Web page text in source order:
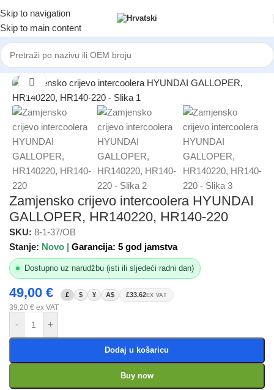
Skip to navigation
Skip to main content
Početna/AUTOMOBILI/HYUNDAI / KIA
Click to enlarge
Zamjensko crijevo intercoolera HYUNDAI
GALLOPER, HR140220, HR140-220
SKU: 8-1-37/OB
Stanje: Novo | Garancija: 5 god jamstva
Dostupno uz narudžbu (isti ili sljedeći radni dan)
49,00 € £ $ ¥ A$ £33.62 EX VAT
39,20 € ex VAT
- +
Dodaj u košaricu
Buy now